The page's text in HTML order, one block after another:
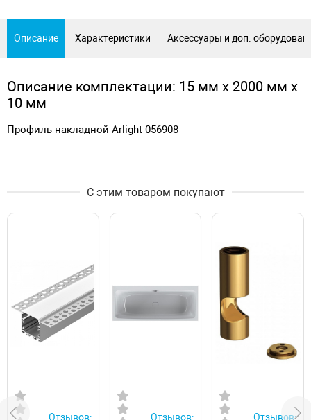
Описание Характеристики Аксессуары и доп.
Описание комплектации: 15 мм х 2000 мм х
10 мм
Профиль накладной Arlight 056908
С этим товаром покупают
Отзывов: Отзывов: Отзывов: